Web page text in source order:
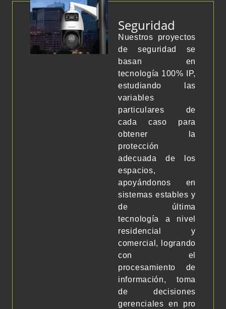
Seguridad
Nuestros proyectos
de seguridad se
basan en
tecnología 100% IP,
estudiando las
variables
particulares de
cada caso para
obtener la
protección
adecuada de los
espacios,
apoyándonos en
sistemas estables y
de última
tecnología a nivel
residencial y
comercial, logrando
con el
procesamiento de
información, toma
de decisiones
gerenciales en pro